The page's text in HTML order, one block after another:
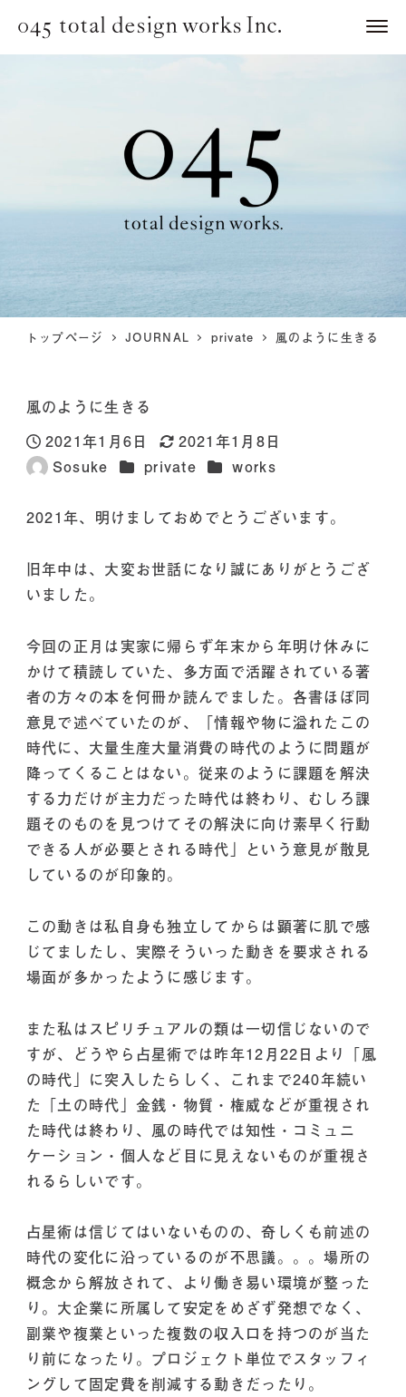
トップページ JOURNAL private 風のように生きる
風のように生きる
投稿日
2021年1月6日 更新日
2021年1月8日
著 Sosuke カテゴリー
private カテゴリー
works
2021年、明けましておめでとうございます。
旧年中は、大変お世話になり誠にありがとうござ
いました。
今回の正月は実家に帰らず年末から年明け休みに
かけて積読していた、多方面で活躍されている著
者の方々の本を何冊か読んでました。各書ほぼ同
意見で述べていたのが、「情報や物に溢れたこの
時代に、大量生産大量消費の時代のように問題が
降ってくることはない。従来のように課題を解決
する力だけが主力だった時代は終わり、むしろ課
題そのものを見つけてその解決に向け素早く行動
できる人が必要とされる時代」という意見が散見
しているのが印象的。
この動きは私自身も独立してからは顕著に肌で感
じてましたし、実際そういった動きを要求される
場面が多かったように感じます。
また私はスピリチュアルの類は一切信じないので
すが、どうやら占星術では昨年12月22日より「風
の時代」に突入したらしく、これまで240年続い
た「土の時代」金銭・物質・権威などが重視され
た時代は終わり、風の時代では知性・コミュニ
ケーション・個人など目に見えないものが重視さ
れるらしいです。
占星術は信じてはいないものの、奇しくも前述の
時代の変化に沿っているのが不思議。。。場所の
概念から解放されて、より働き易い環境が整った
り。大企業に所属して安定をめざず発想でなく、
副業や複業といった複数の収入口を持つのが当た
り前になったり。プロジェクト単位でスタッフィ
ングして固定費を削減する動きだったり。